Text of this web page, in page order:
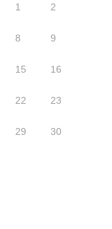
1 2
8 9
15 16
22 23
29 30